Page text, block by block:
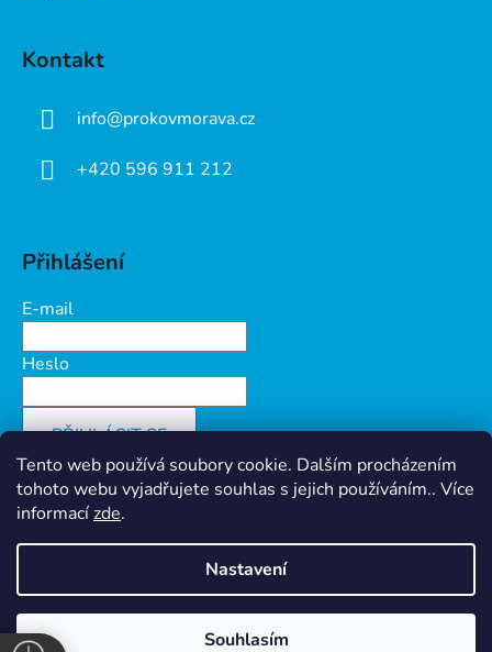
Tento web používá soubory cookie. Dalším procházením
tohoto webu vyjadřujete souhlas s jejich používáním.. Více
informacízde.
Nastavení
Souhlasím
Kontakt
info@prokovmorava.cz
+420 596 911 212
Přihlášení
E-mail
Heslo
PŘIHLÁSIT SE
Nová registraceZapomenuté heslo
Vytvořil Shoptet&
Ochrana osobních údajů
Copyright 2026
Prokov Morava s.r.o.